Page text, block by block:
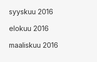
syyskuu 2016
elokuu 2016
maaliskuu 2016